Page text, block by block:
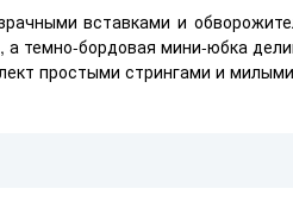
вставками и
темно-бордовая мини-юбка
простыми стрингами и